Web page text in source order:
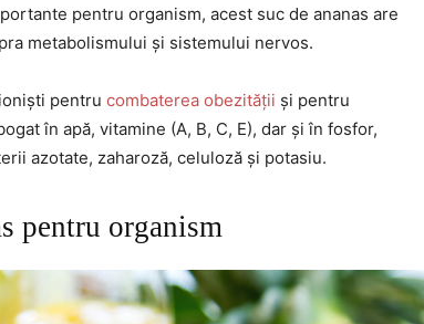
pentru organism, acest suc de ananas are
metabolismului și sistemului nervos.
pentru combaterea obezității și pentru
în apă, vitamine (A, B, C, E), dar și în fosfor,
azotate, zaharoză, celuloză și potasiu.
pentru organism